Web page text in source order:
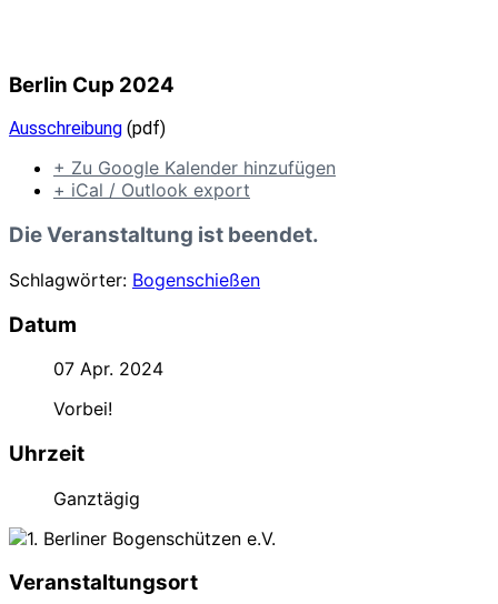
Berlin Cup 2024
Ausschreibung (pdf)
+ Zu Google Kalender hinzufügen
+ iCal / Outlook export
Die Veranstaltung ist beendet.
Schlagwörter: Bogenschießen
Datum
07 Apr. 2024
Vorbei!
Uhrzeit
Ganztägig
Veranstaltungsort